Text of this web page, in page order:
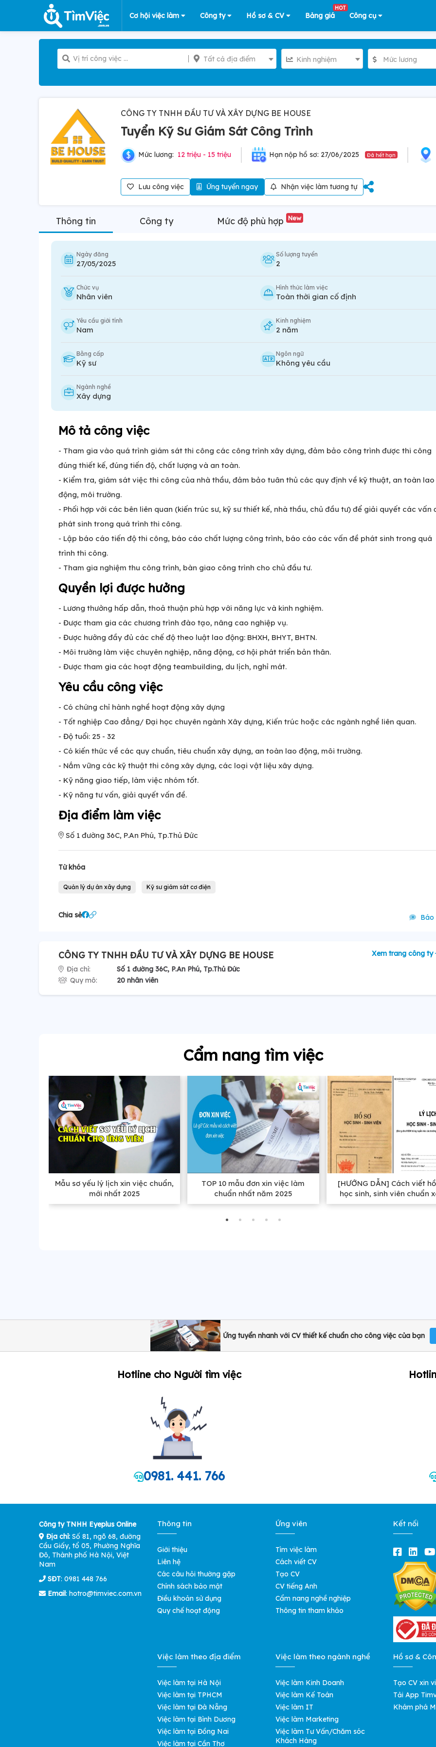
Cơ hội việc làm Công ty Hồ sơ & CV Bảng giá
HOT
Công cụ
Tất cả địa điểm Kinh nghiệm Mức lương
CÔNG TY TNHH ĐẦU TƯ VÀ XÂY DỰNG BE HOUSE
Tuyển Kỹ Sư Giám Sát Công Trình
Mức lương: 12 triệu - 15 triệu Hạn nộp hồ sơ: 27/06/2025 Đã hết hạn
Lưu công việc Ứng tuyển ngay Nhận việc làm tương tự
Thông tin Công ty Mức độ phù hợp New
Ngày đăng
27/05/2025
Số lượng tuyển
2
Chức vụ
Nhân viên
Hình thức làm việc
Toàn thời gian cố định
Yêu cầu giới tính
Nam
Kinh nghiệm
2 năm
Bằng cấp
Kỹ sư
Ngôn ngữ
Không yêu cầu
Ngành nghề
Xây dựng
Mô tả công việc
- Tham gia vào quá trình giám sát thi công các công trình xây dựng, đảm bảo công trình được thi công
đúng thiết kế, đúng tiến độ, chất lượng và an toàn.
- Kiểm tra, giám sát việc thi công của nhà thầu, đảm bảo tuân thủ các quy định về kỹ thuật, an toàn lao
động, môi trường.
- Phối hợp với các bên liên quan (kiến trúc sư, kỹ sư thiết kế, nhà thầu, chủ đầu tư) để giải quyết các vấn
phát sinh trong quá trình thi công.
- Lập báo cáo tiến độ thi công, báo cáo chất lượng công trình, báo cáo các vấn đề phát sinh trong quá
trình thi công.
- Tham gia nghiệm thu công trình, bàn giao công trình cho chủ đầu tư.
Quyền lợi được hưởng
- Lương thưởng hấp dẫn, thoả thuận phù hợp với năng lực và kinh nghiệm.
- Được tham gia các chương trình đào tạo, nâng cao nghiệp vụ.
- Được hưởng đầy đủ các chế độ theo luật lao động: BHXH, BHYT, BHTN.
- Môi trường làm việc chuyên nghiệp, năng động, cơ hội phát triển bản thân.
- Được tham gia các hoạt động teambuilding, du lịch, nghỉ mát.
Yêu cầu công việc
- Có chứng chỉ hành nghề hoạt động xây dựng
- Tốt nghiệp Cao đẳng/ Đại học chuyên ngành Xây dựng, Kiến trúc hoặc các ngành nghề liên quan.
- Độ tuổi: 25 - 32
- Có kiến thức về các quy chuẩn, tiêu chuẩn xây dựng, an toàn lao động, môi trường.
- Nắm vững các kỹ thuật thi công xây dựng, các loại vật liệu xây dựng.
- Kỹ năng giao tiếp, làm việc nhóm tốt.
- Kỹ năng tư vấn, giải quyết vấn đề.
Địa điểm làm việc
Số 1 đường 36C, P.An Phú, Tp.Thủ Đức
Từ khóa
Quản lý dự án xây dựng Kỹ sư giám sát cơ điện
Chia sẻ Báo
CÔNG TY TNHH ĐẦU TƯ VÀ XÂY DỰNG BE HOUSE
Địa chỉ:
Số 1 đường 36C, P.An Phú, Tp.Thủ Đức
Quy mô:
20 nhân viên
Xem trang công ty
Cẩm nang tìm việc
Mẫu sơ yếu lý lịch xin việc chuẩn,
mới nhất 2025
TOP 10 mẫu đơn xin việc làm
chuẩn nhất năm 2025
[HƯỚNG DẪN] Cách viết
học sinh, sinh viên chuẩn
nhất
Ứng tuyển nhanh với CV thiết kế chuẩn cho công việc của bạn
Hotline cho Người tìm việc
0981. 441. 766
Công ty TNHH Eyeplus Online
Địa chỉ: Số 81, ngõ 68, đường
Cầu Giấy, tổ 05, Phường Nghĩa
Đô, Thành phố Hà Nội, Việt
Nam
SĐT: 0981 448 766
Email: hotro@timviec.com.vn
Thông tin
Giới thiệu
Liên hệ
Các câu hỏi thường gặp
Chính sách bảo mật
Điều khoản sử dụng
Quy chế hoạt động
Ứng viên
Tìm việc làm
Cách viết CV
Tạo CV
CV tiếng Anh
Cẩm nang nghề nghiệp
Thông tin tham khảo
Kết nối
Việc làm theo địa điểm
Việc làm tại Hà Nội
Việc làm tại TPHCM
Việc làm tại Đà Nẵng
Việc làm tại Bình Dương
Việc làm tại Đồng Nai
Việc làm tại Cần Thơ
Việc làm theo ngành nghề
Việc làm Kinh Doanh
Việc làm Kế Toán
Việc làm IT
Việc làm Marketing
Việc làm Tư Vấn/Chăm sóc
Khách Hàng
Hồ sơ &
Tạo CV xin
Tải App
Khám phá